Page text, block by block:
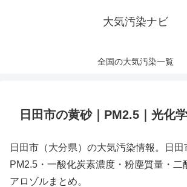
大気汚染ナビ
全国の大気汚染一覧
日田市の黄砂｜PM2.5｜光化
日田市（大分県）の大気汚染情報。日田
PM2.5・一酸化炭素濃度・粉塵質量・二
アロゾルまとめ。